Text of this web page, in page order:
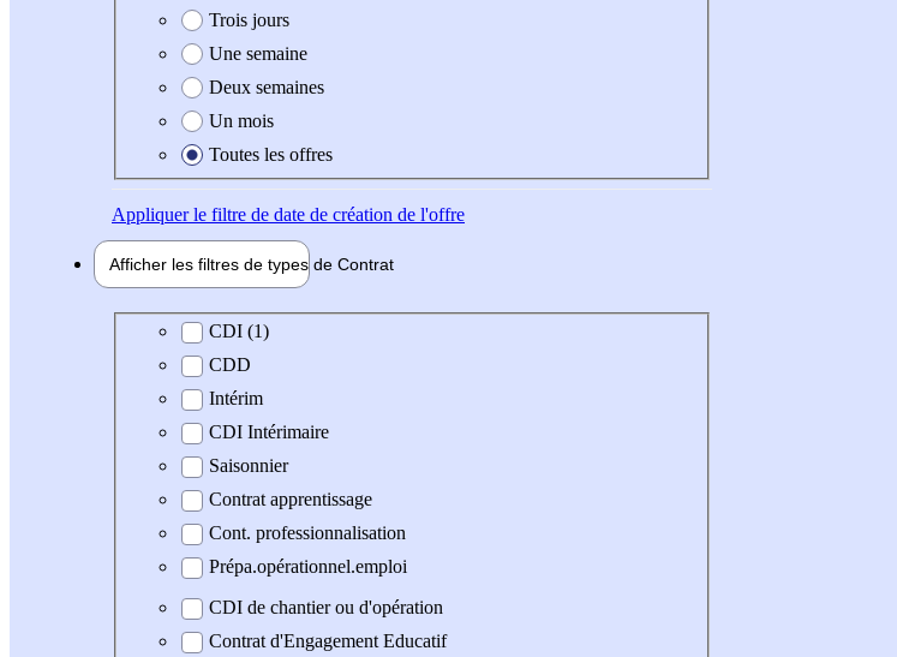
Trois jours
Une semaine
Deux semaines
Un mois
Toutes les offres
Appliquerle filtre de date de création de l'offre
Afficher les filtres de types de Contrat
Type de contrat
CDI (1)
CDD
Intérim
CDI Intérimaire
Saisonnier
Contrat apprentissage
Cont. professionnalisation
Prépa.opérationnel.emploi
CDI de chantier ou d'opération
Contrat d'Engagement Educatif